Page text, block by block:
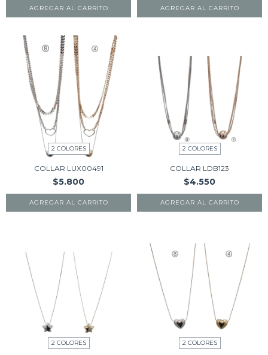
AGREGAR AL CARRITO AGREGAR AL CARRITO
2 COLORES
COLLAR LUX00491
$5.800
AGREGAR AL CARRITO
2 COLORES
COLLAR LDB123
$4.550
AGREGAR AL CARRITO
2 COLORES 2 COLORES